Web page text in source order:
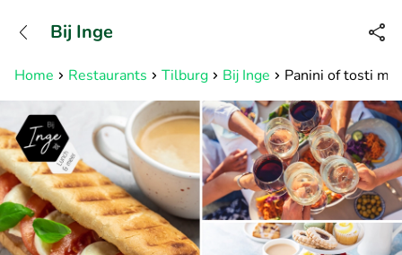
Bereikbaar tot 23:00 uur
Home Restaurants Tilburg Bij Inge Panini of tosti
Bij Inge